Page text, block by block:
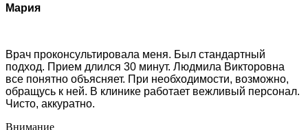
Мария
Врач проконсультировала меня. Был стандартный
подход. Прием длился 30 минут. Людмила Викторовна
все понятно объясняет. При необходимости, возможно,
обращусь к ней. В клинике работает вежливый персонал.
Чисто, аккуратно.
Внимание